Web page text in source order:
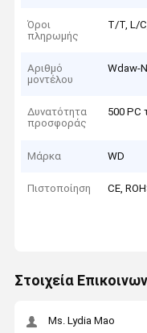
Όροι
πληρωμής
T/T, L/
Αριθμό
μοντέλου
Wdaw-
Δυνατότητα
προσφοράς
500 PC
Μάρκα WD
Πιστοποίηση CE,
Στοιχεία
Ms. Lydia Mao